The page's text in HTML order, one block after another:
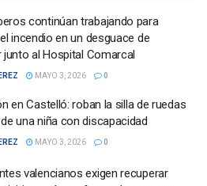
continúan trabajando para
incendio en un desguace de
junto al Hospital Comarcal
MAYO 3, 2026 0
en Castelló: roban la silla de ruedas
una niña con discapacidad
MAYO 3, 2026 0
valencianos exigen recuperar